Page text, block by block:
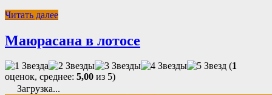
Читать далее
Маюрасана в лотосе
(1
оценок, среднее: 5,00 из 5)
Загрузка...